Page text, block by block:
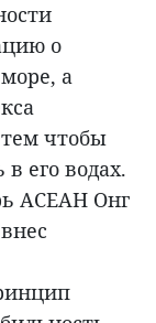
о
а
чтобы
его водах.
АСЕАН Онг